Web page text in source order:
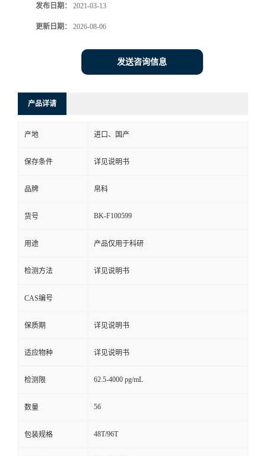
发布日期： 2021-03-13
更新日期： 2026-08-06
发送咨询信息
产品详请
产地 进口、国产
保存条件 详见说明书
品牌 帛科
货号 BK-F100599
用途 产品仅用于科研
检测方法 详见说明书
CAS编号
保质期 详见说明书
适应物种 详见说明书
检测限 62.5-4000 pg/mL
数量 56
包装规格 48T/96T